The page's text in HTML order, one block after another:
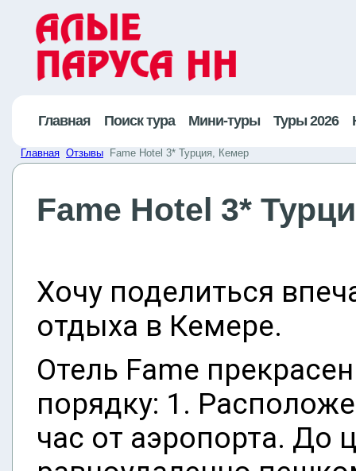
Главная Поиск тура Мини-туры Туры 2026
Главная Отзывы Fame Hotel 3* Турция, Кемер
Fame Hotel 3*
Хочу поделиться
отдыха в Кемере.
Отель Fame
порядку: 1.
час от аэропорта. До